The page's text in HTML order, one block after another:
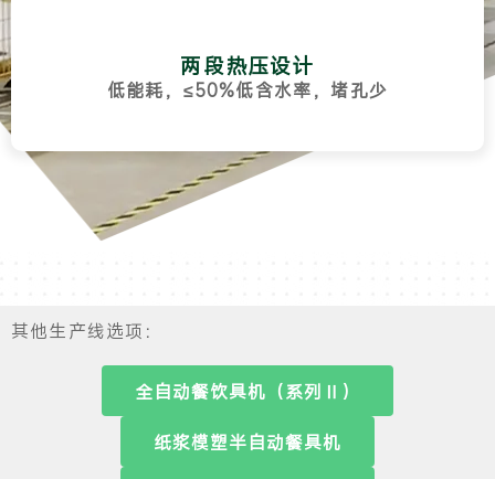
两段热压设计
低能耗，≤50%低含水率，堵孔少
其他生产线选项：
全自动餐饮具机（系列Ⅱ）
纸浆模塑半自动餐具机